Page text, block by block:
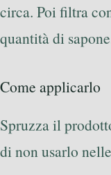
circa. Poi filtra
quantità di
Come applicarlo
Spruzza il
di non usarlo